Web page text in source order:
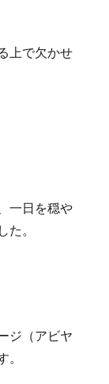
上で欠かせ
一日を穏や
。
ジ（アビヤ